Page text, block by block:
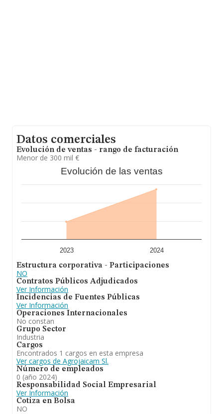
Datos comerciales
Evolución de ventas - rango de facturación
Menor de 300 mil €
Evolución de las ventas
2023 2024
Estructura corporativa - Participaciones
NO
Contratos Públicos Adjudicados
Ver Información
Incidencias de Fuentes Públicas
Ver Información
Operaciones Internacionales
No constan
Grupo Sector
Industria
Cargos
Encontrados 1 cargos en esta empresa
Ver cargos de Agrojaicam Sl.
Número de empleados
0 (año 2024)
Responsabilidad Social Empresarial
Ver Información
Cotiza en Bolsa
NO